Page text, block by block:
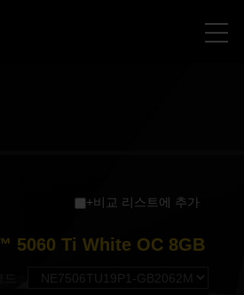
+비교 리스트에 추가
5060 Ti White OC 8GB